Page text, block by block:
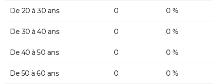
De 20 à 30 ans 0 0 %
De 30 à 40 ans 0 0 %
De 40 à 50 ans 0 0 %
De 50 à 60 ans 0 0 %